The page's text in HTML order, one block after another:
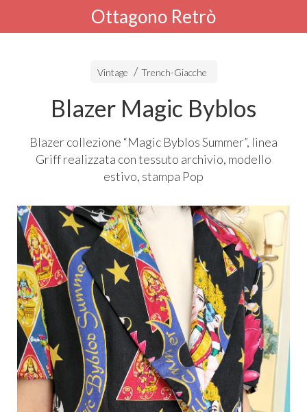
Ottagono Retrò
Vintage Trench-Giacche
Blazer Magic Byblos
Blazer collezione “Magic Byblos Summer”, linea
Griff realizzata con tessuto archivio, modello
estivo, stampa Pop